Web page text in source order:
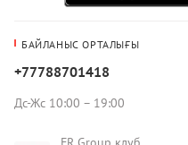
БАЙЛАНЫС ОРТАЛЫҒЫ
+77788701418
Дс-Жс 10:00 – 19:00